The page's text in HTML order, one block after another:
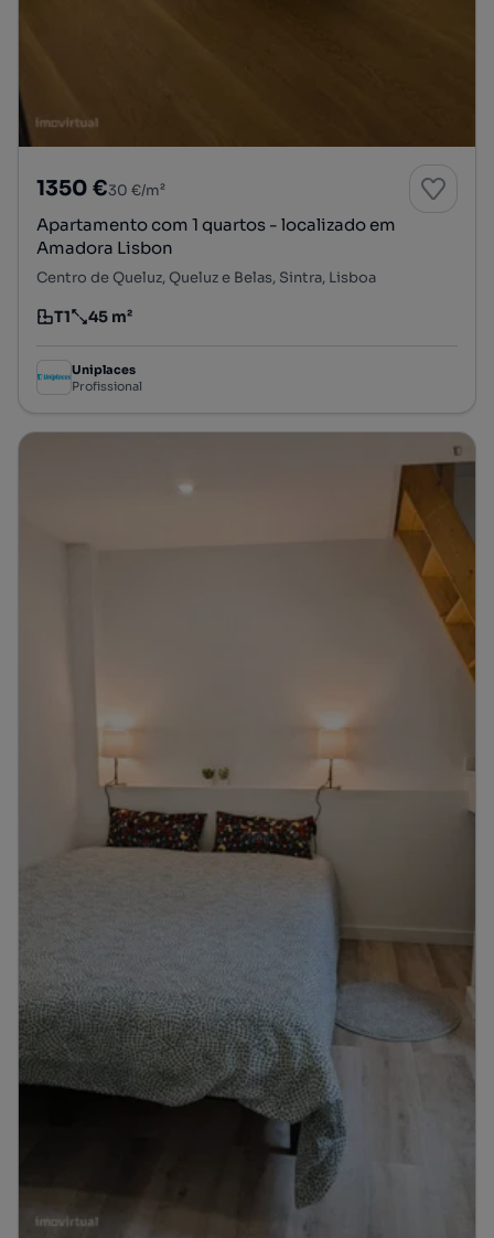
1350 €30 €/m²
Apartamento com 1 quartos - localizado em
Amadora Lisbon
Centro de Queluz, Queluz e Belas, Sintra, Lisboa
Tipologia
T1
Preço por metro quadrado
45 m²
Uniplaces
Profissional